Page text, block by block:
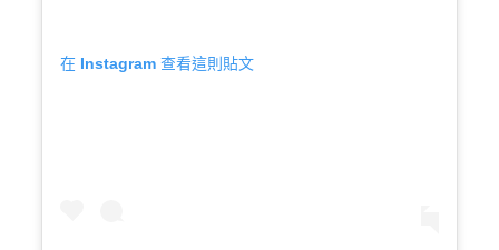
在 Instagram 查看這則貼文